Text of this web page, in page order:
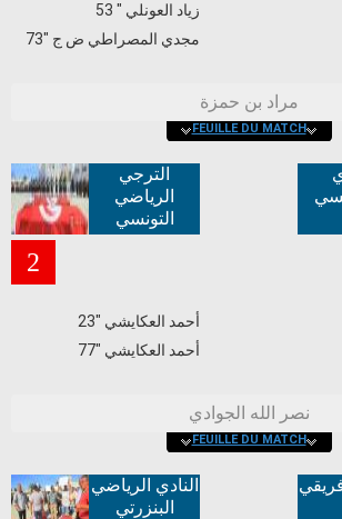
زياد العونلي " 53
مجدي المصراطي ض ج "73
مراد بن حمزة
FEUILLE DU MATCH
الترجي
الرياضي
التونسي
2
أحمد العكايشي "23
أحمد العكايشي "77
نصر الله الجوادي
FEUILLE DU MATCH
النادي الرياضي
البنزرتي